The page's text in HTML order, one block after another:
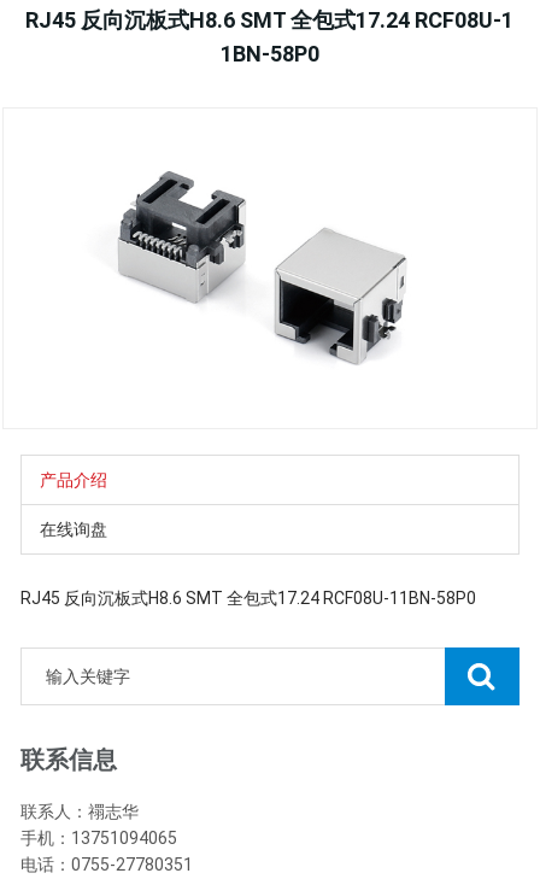
RJ45 反向沉板式H8.6 SMT 全包式17.24 RCF08U-1
1BN-58P0
产品介绍
在线询盘
RJ45 反向沉板式H8.6 SMT 全包式17.24 RCF08U-11BN-58P0
联系信息
联系人：禤志华
手机：13751094065
电话：0755-27780351